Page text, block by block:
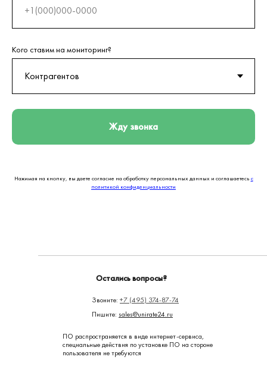
Кого ставим на мониторинг?
Жду звонка
Нажимая на кнопку, вы даете согласие на обработку персональных данных и соглашаетесь c
политикой конфиденциальности
ПО распространяется в виде интернет-сервиса,
специальные действия по установке ПО на стороне
пользователя не требуются
Звоните: +7 (495) 374-87-74
Пишите: sales@unirate24.ru
Остались вопросы?